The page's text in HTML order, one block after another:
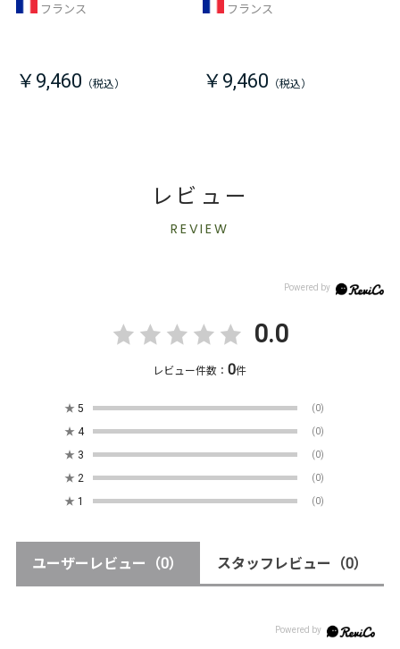
フランス
￥9,460
フランス
￥9,460
レビュー
REVIEW
0.0
レビュー件数：0件
★ 5 (0)
★ 4 (0)
★ 3 (0)
★ 2 (0)
★ 1 (0)
ユーザーレビュー （0） スタッフレビュー （0）